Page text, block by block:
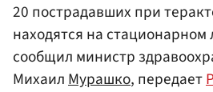
20 пострадавших при
находятся на
сообщил министр
МихаилМурашко, передает